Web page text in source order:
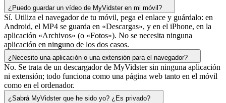
¿Puedo guardar un vídeo de MyVidster en mi móvil?
Sí. Utiliza el navegador de tu móvil, pega el enlace y guárdalo: en
Android, el MP4 se guarda en «Descargas», y en el iPhone, en la
aplicación «Archivos» (o «Fotos»). No se necesita ninguna
aplicación en ninguno de los dos casos.
¿Necesito una aplicación o una extensión para el navegador?
No. Se trata de un descargador de MyVidster sin ninguna aplicación
ni extensión; todo funciona como una página web tanto en el móvil
como en el ordenador.
¿Sabrá MyVidster que he sido yo? ¿Es privado?